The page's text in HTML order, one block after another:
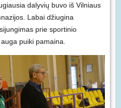
dalyvių buvo iš Vilniaus
Labai džiugina
prie sportinio
puiki pamaina.